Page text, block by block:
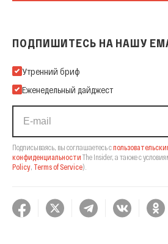
ПОДПИШИТЕСЬ НА НАШУ
Подпишитесь на нашу Email-рассылку
Утренний бриф
Еженедельный дайджест
Подписываясь, вы соглашаетесь с
конфиденциальности The Insider, а также с
Policy, Terms of Service).